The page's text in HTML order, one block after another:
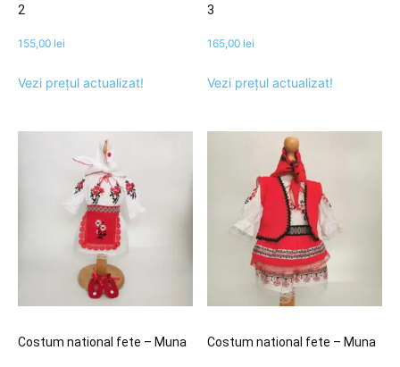
2
155,00 lei
Vezi prețul actualizat!
3
165,00 lei
Vezi prețul actualizat!
Costum national fete – Muna Costum national fete – Muna